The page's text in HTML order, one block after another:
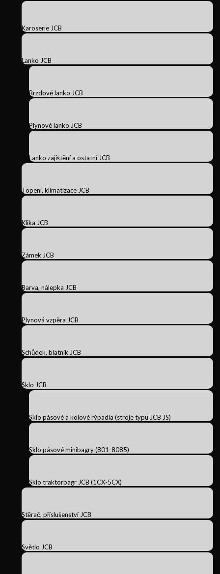
Karoserie JCB
Lanko JCB
Brzdové lanko JCB
Plynové lanko JCB
Lanko zajištění a ostatní JCB
Topení, klimatizace JCB
Klika JCB
Zámek JCB
Barva, nálepka JCB
Plynová vzpěra JCB
Schůdek, blatník JCB
Sklo JCB
Sklo pásové a kolové rýpadla (stroje typu JCB JS)
Sklo pásové minibagry (801-8085)
Sklo traktorbagr JCB (1CX-5CX)
Stěrač, příslušenství JCB
Světlo JCB